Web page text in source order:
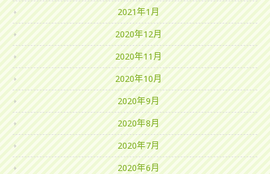
2021年1月
2020年12月
2020年11月
2020年10月
2020年9月
2020年8月
2020年7月
2020年6月